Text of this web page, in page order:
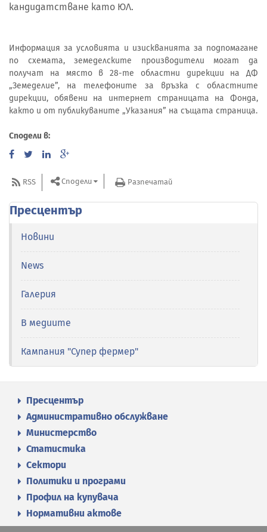
кандидатстване като ЮЛ.
Информация за условията и изискванията за подпомагане
по схемата, земеделските производители могат да
получат на място в 28-те областни дирекции на ДФ
„Земеделие”, на телефоните за връзка с областните
дирекции, обявени на интернет страницата на Фонда,
както и от публикуваните „Указания” на същата страница.
Сподели в:
RSS Сподели Разпечатай
Пресцентър
Новини
News
Галерия
В медиите
Кампания "Супер фермер"
Пресцентър
Административно обслужване
Министерство
Статистика
Сектори
Политики и програми
Профил на купувача
Нормативни актове